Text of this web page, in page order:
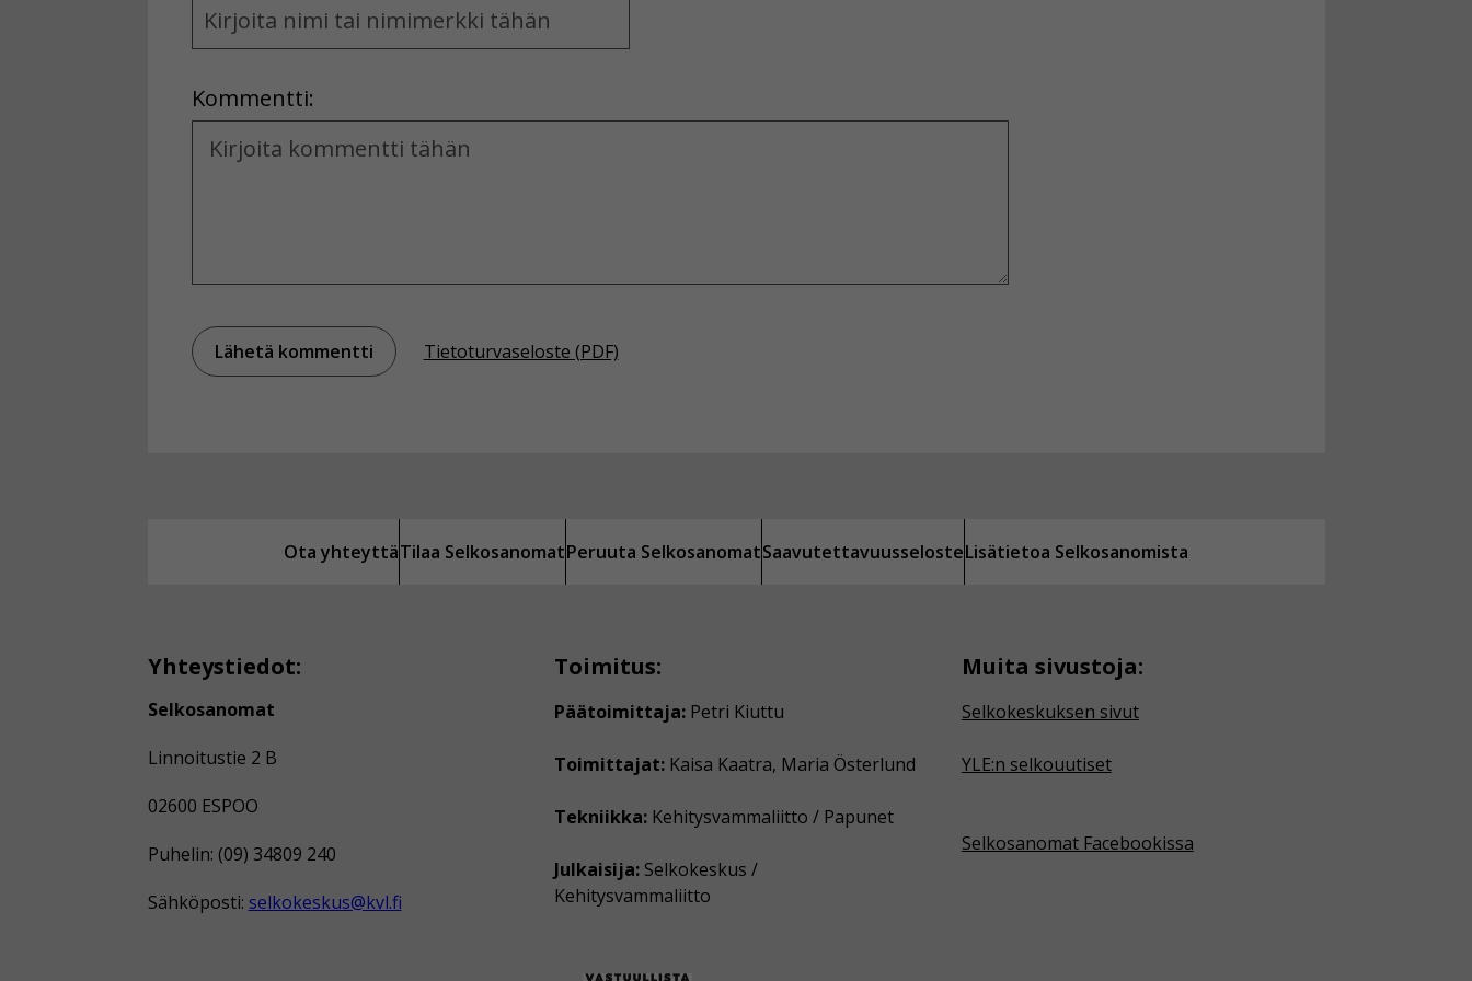
and
Kommentti:
Kommentti
Tietoturvaseloste (PDF)
Ota yhteyttäTilaa SelkosanomatPeruuta SelkosanomatSaavutettavuusselosteLisätietoa Selkosanomista
Yhteystiedot:
Selkosanomat
Linnoitustie 2 B
02600 ESPOO
Puhelin: (09) 34809 240
Sähköposti: selkokeskus@kvl.fi
Toimitus:
Päätoimittaja: Petri Kiuttu
Toimittajat: Kaisa Kaatra, Maria Österlund
Tekniikka: Kehitysvammaliitto / Papunet
Julkaisija: Selkokeskus /
Kehitysvammaliitto
Muita sivustoja:
Selkokeskuksen sivut
YLE:n selkouutiset
Selkosanomat Facebookissa